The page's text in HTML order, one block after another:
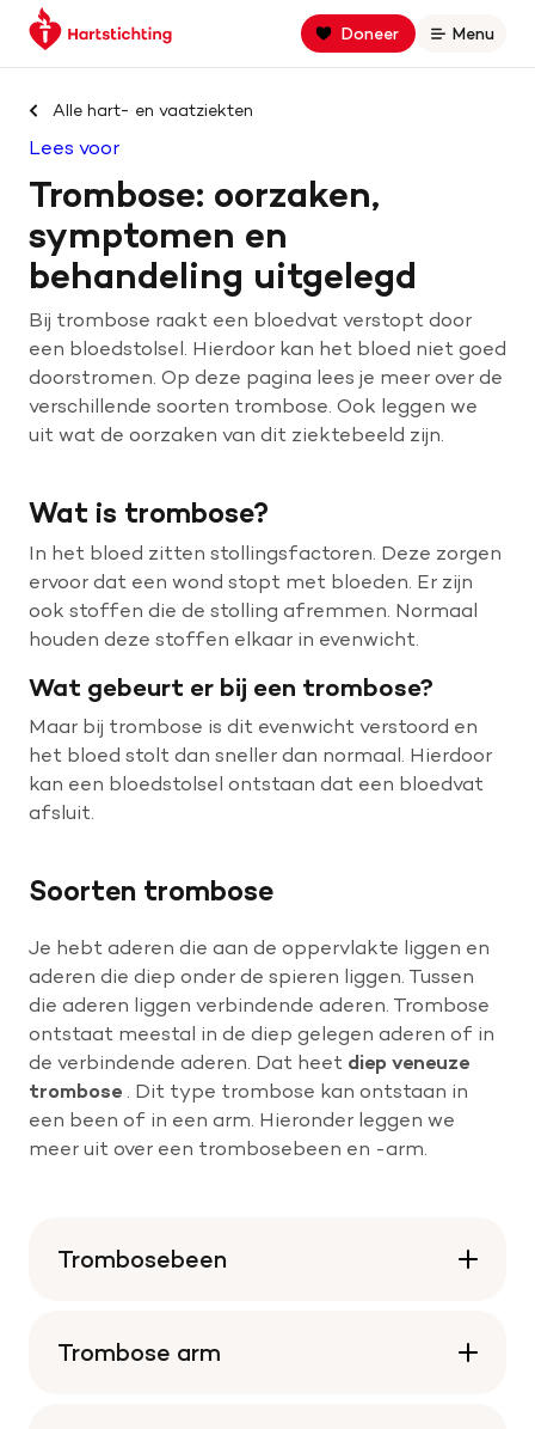
Spring
naar
Spring
naar
navigatie
Keer
terug
de
homepage
Doneer
Open
Menu
Zoek binnen hartstichting.nl
Zoeken
Hart- en vaatziekten
Oorzaken
Is jouw hart gezond?
Help mee met geld
Help mee met tijd
Leven met
Wetenschappelijk onderzoek
Doneer
Alle hart- en vaatziekten
Lees voor
Trombose: oorzaken,
symptomen en
behandeling uitgelegd
Bij trombose raakt een bloedvat verstopt door
een bloedstolsel. Hierdoor kan het bloed niet goed
doorstromen. Op deze pagina lees je meer over de
verschillende soorten trombose. Ook leggen we
uit wat de oorzaken van dit ziektebeeld zijn.
Wat is trombose?
In het bloed zitten stollingsfactoren. Deze zorgen
ervoor dat een wond stopt met bloeden. Er zijn
ook stoffen die de stolling afremmen. Normaal
houden deze stoffen elkaar in evenwicht.
Wat gebeurt er bij een trombose?
Maar bij trombose is dit evenwicht verstoord en
het bloed stolt dan sneller dan normaal. Hierdoor
kan een bloedstolsel ontstaan dat een bloedvat
afsluit.
Soorten trombose
Je hebt aderen die aan de oppervlakte liggen en
aderen die diep onder de spieren liggen. Tussen
die aderen liggen verbindende aderen. Trombose
ontstaat meestal in de diep gelegen aderen of in
de verbindende aderen. Dat heet diep veneuze
trombose . Dit type trombose kan ontstaan in
een been of in een arm. Hieronder leggen we
meer uit over een trombosebeen en -arm.
Trombosebeen
Trombose arm